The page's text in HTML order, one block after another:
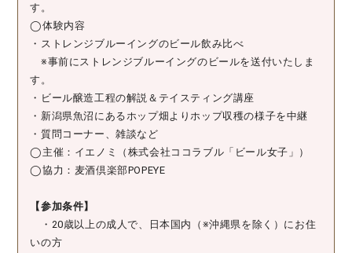
す。
◯体験内容
・ストレンジブルーイングのビール飲み比べ
※事前にストレンジブルーイングのビールを送付いたしま
す。
・ビール醸造工程の解説＆テイスティング講座
・新潟県魚沼にあるホップ畑よりホップ収穫の様子を中継
・質問コーナー、雑談など
◯主催：イエノミ（株式会社ココラブル「ビール女子」）
◯協力：麦酒倶楽部POPEYE
【参加条件】
・20歳以上の成人で、日本国内（※沖縄県を除く）にお住
いの方